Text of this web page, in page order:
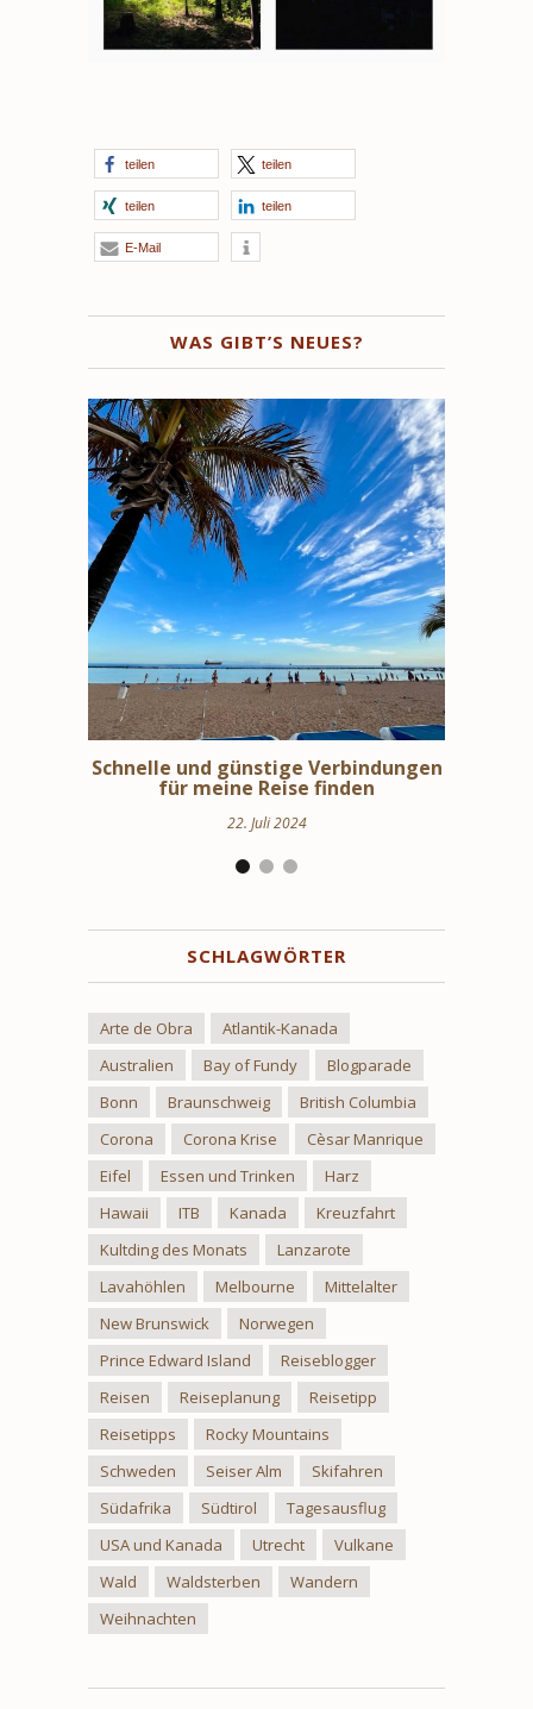
teilen teilen
teilen teilen
E-Mail
WAS GIBT’S NEUES?
Schweden Urlaub – Haus am See in
Uppland
24. März 2024
SCHLAGWÖRTER
Arte de Obra
Atlantik-Kanada
Australien
Bay of Fundy
Blogparade
Bonn
Braunschweig
British Columbia
Corona
Corona Krise
Cèsar Manrique
Eifel
Essen und Trinken
Harz
Hawaii
ITB Kanada
Kreuzfahrt
Kultding des Monats
Lanzarote
Lavahöhlen
Melbourne
Mittelalter
New Brunswick
Norwegen
Prince Edward Island
Reiseblogger
Reisen
Reiseplanung
Reisetipp
Reisetipps
Rocky Mountains
Schweden
Seiser Alm
Skifahren
Südafrika
Südtirol
Tagesausflug
USA und Kanada
Utrecht
Vulkane
Wald
Waldsterben
Wandern
Weihnachten